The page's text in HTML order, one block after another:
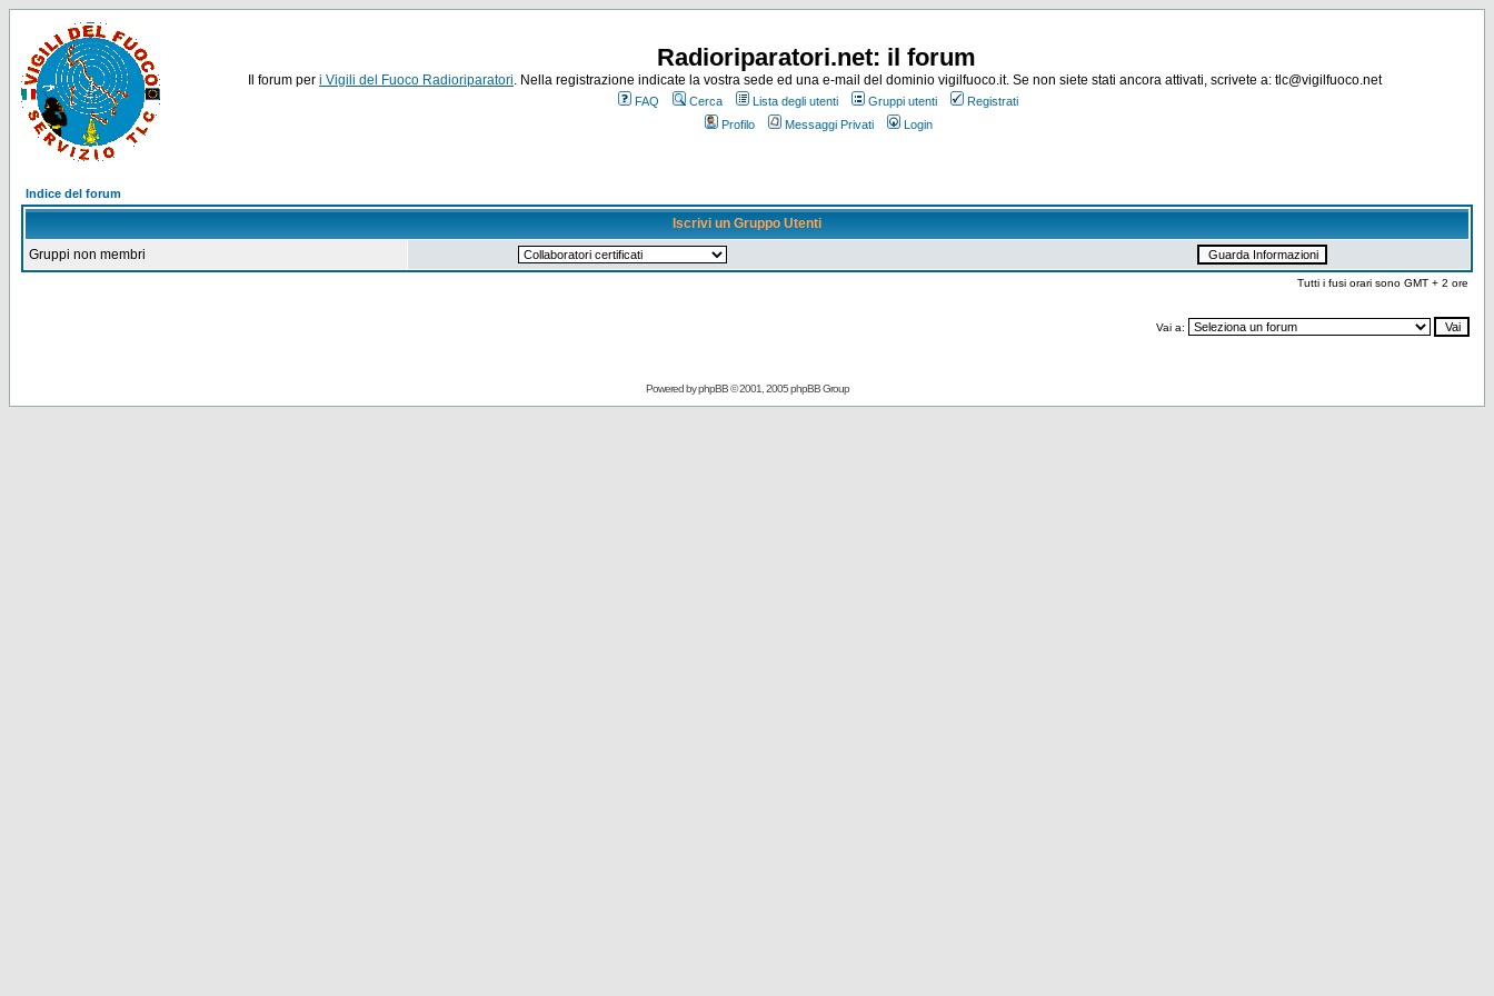
Radioriparatori.net: il forum
Il forum per i Vigili del Fuoco Radioriparatori. Nella registrazione indicate la vostra sede ed una e-mail del dominio vigilfuoco.it. Se non siete stati ancora attivati, scrivete a: tlc@vigilfuoco.net
FAQ Cerca Lista degli utenti Gruppi utenti
Registrati
Profilo
Messaggi Privati Login
Indice del forum
Iscrivi un Gruppo Utenti
Gruppi non membri
Tutti i fusi orari sono GMT + 2 ore
Vai a:
Powered byphpBB© 2001, 2005 phpBB Group